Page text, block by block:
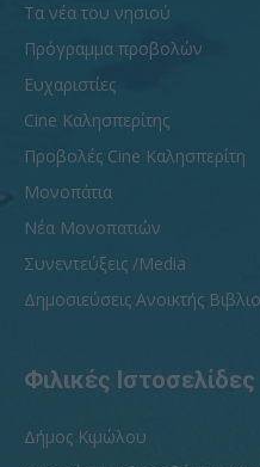
Τα νέα του νησιού
Πρόγραμμα προβολών
Ευχαριστίες
Cine Καλησπερίτης
Προβολές Cine Καλησπερίτη
Μονοπάτια
Νέα Μονοπατιών
Συνεντεύξεις /Media
Δημοσιεύσεις Ανοικτής
Φιλικές Ιστοσελίδες
Δήμος Κιμώλου